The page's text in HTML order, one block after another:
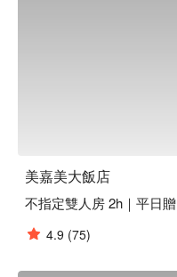
美嘉美大飯店
4.9 (75)